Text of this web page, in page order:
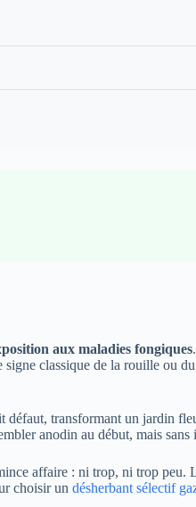
aux maladies fongiques
classique de la rouille
transformant un jardin
anodin au début, mais
affaire : ni trop, ni trop
choisir un désherbant sélectif